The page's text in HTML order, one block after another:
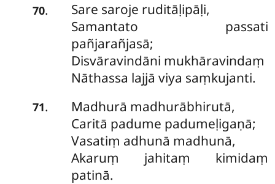
70.
Sare saroje ruditāḷipāḷi,
Samantato passati
pañjarañjasā;
Disvāravindāni mukhāravindaṃ
Nāthassa lajjā viya saṃkujanti.
71.
Madhurā madhurābhirutā,
Caritā padume padumeḷigaṇā;
Vasatiṃ adhunā madhunā,
Akaruṃ jahitaṃ kimidaṃ
patinā.